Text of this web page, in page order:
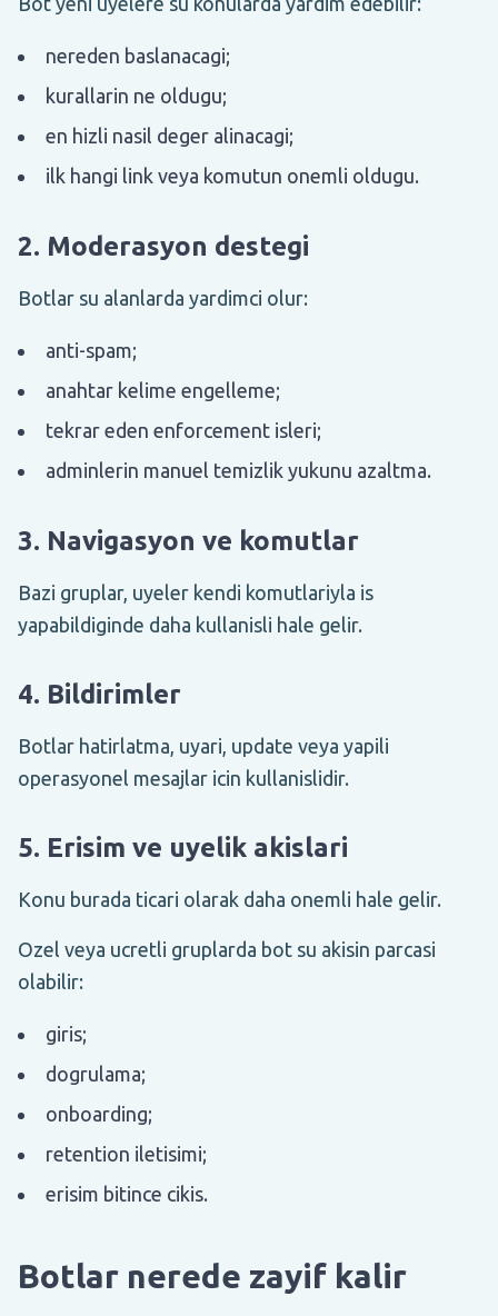
nereden baslanacagi;
kurallarin ne oldugu;
en hizli nasil deger alinacagi;
ilk hangi link veya komutun onemli oldugu.
2. Moderasyon destegi
Botlar su alanlarda yardimci olur:
anti-spam;
anahtar kelime engelleme;
tekrar eden enforcement isleri;
adminlerin manuel temizlik yukunu azaltma.
3. Navigasyon ve komutlar
Bazi gruplar, uyeler kendi komutlariyla is
yapabildiginde daha kullanisli hale gelir.
4. Bildirimler
Botlar hatirlatma, uyari, update veya yapili
operasyonel mesajlar icin kullanislidir.
5. Erisim ve uyelik akislari
Konu burada ticari olarak daha onemli hale gelir.
Ozel veya ucretli gruplarda bot su akisin parcasi
olabilir:
giris;
dogrulama;
onboarding;
retention iletisimi;
erisim bitince cikis.
Botlar nerede zayif kalir